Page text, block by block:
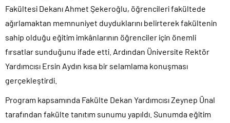
Fakültesi Dekanı Ahmet Şekeroğlu, öğrencileri fakültede
ağırlamaktan memnuniyet duyduklarını belirterek fakültenin
sahip olduğu eğitim imkânlarının öğrenciler için önemli
fırsatlar sunduğunu ifade etti. Ardından Üniversite Rektör
Yardımcısı Ersin Aydın kısa bir selamlama konuşması
gerçekleştirdi.
Program kapsamında Fakülte Dekan Yardımcısı Zeynep Ünal
tarafından fakülte tanıtım sunumu yapıldı. Sunumda eğitim